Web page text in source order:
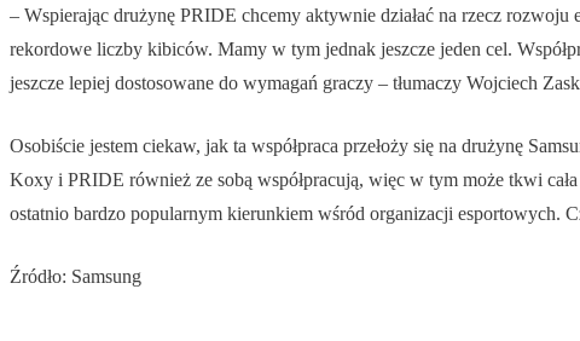
– Wspierając drużynę PRIDE chcemy aktywnie działać na rzecz
rekordowe liczby kibiców. Mamy w tym jednak jeszcze jeden cel.
jeszcze lepiej dostosowane do wymagań graczy – tłumaczy Wojciech
Osobiście jestem ciekaw, jak ta współpraca przełoży się na drużynę
Koxy i PRIDE również ze sobą współpracują, więc w tym może tkwi
ostatnio bardzo popularnym kierunkiem wśród organizacji esportowych.
Źródło: Samsung